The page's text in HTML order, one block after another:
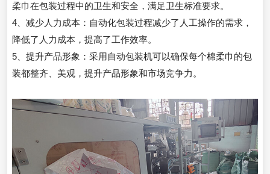
柔巾在包装过程中的卫生和安全，满足卫生标准要求。
4、减少人力成本：自动化包装过程减少了人工操作的需求，
降低了人力成本，提高了工作效率。
5、提升产品形象：采用自动包装机可以确保每个棉柔巾的包
装都整齐、美观，提升产品形象和市场竞争力。